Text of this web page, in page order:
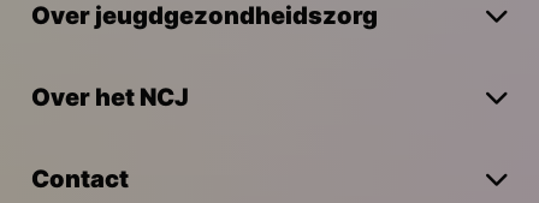
Over jeugdgezondheidszorg
Over het NCJ
Contact